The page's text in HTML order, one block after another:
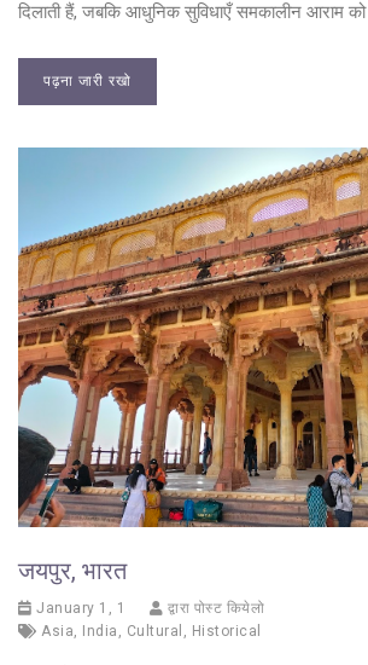
दिलाती हैं, जबकि आधुनिक सुविधाएँ समकालीन आराम को
पढ़ना जारी रखो
जयपुर, भारत
January 1, 1
द्वारा पोस्ट कियेलो
Asia
India Cultural Historical